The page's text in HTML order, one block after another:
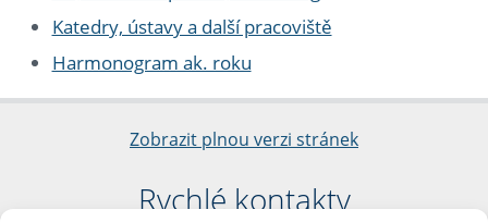
Katedry, ústavy a další pracoviště
Harmonogram ak. roku
Zobrazit plnou verzi stránek
Rychlé kontakty